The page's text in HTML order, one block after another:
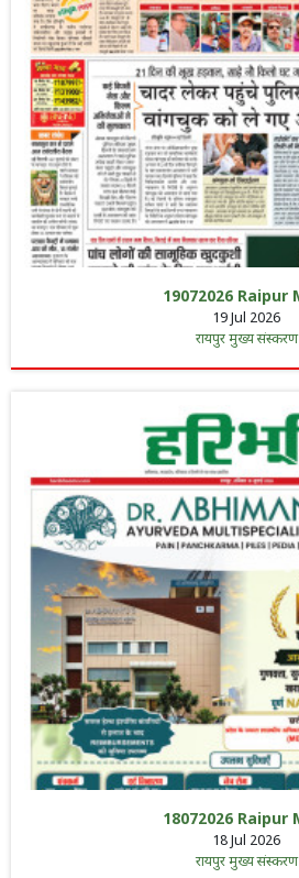
19072026 Raipur
19 Jul 2026
रायपुर मुख्य संस्करण
18072026 Raipur
18 Jul 2026
रायपुर मुख्य संस्करण